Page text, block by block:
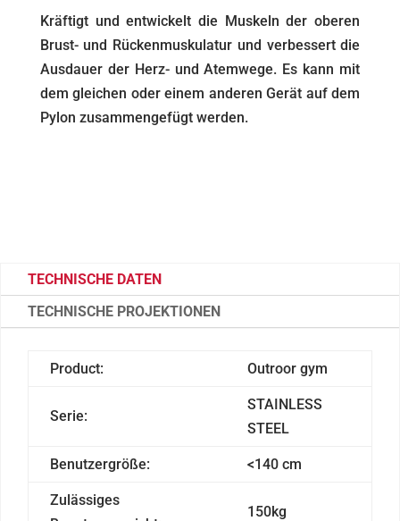
Kräftigt und entwickelt die Muskeln der oberen
Brust- und Rückenmuskulatur und verbessert die
Ausdauer der Herz- und Atemwege. Es kann mit
dem gleichen oder einem anderen Gerät auf dem
Pylon zusammengefügt werden.
TECHNISCHE DATEN
TECHNISCHE PROJEKTIONEN
Product: Outroor gym
Serie:
STAINLESS
STEEL
Benutzergröße: <140 cm
Zulässiges
150kg